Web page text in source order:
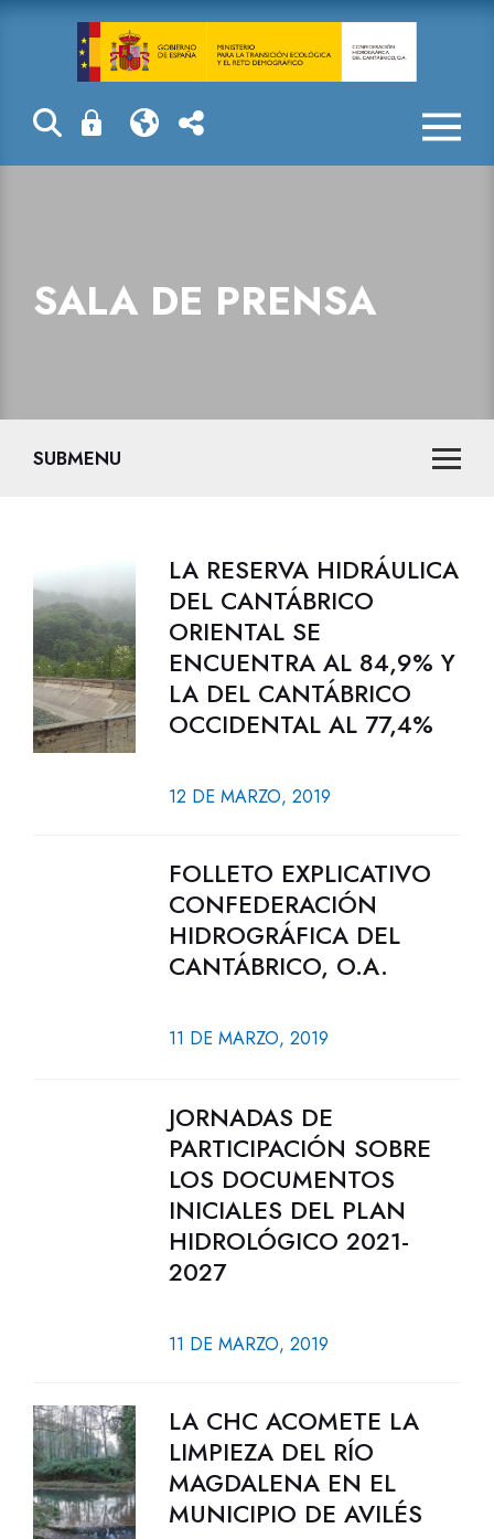
Sala de prensa
SALA DE PRENSA
SUBMENU
LA RESERVA HIDRÁULICA
DEL CANTÁBRICO
ORIENTAL SE
ENCUENTRA AL 84,9% Y
LA DEL CANTÁBRICO
OCCIDENTAL AL 77,4%
12 DE MARZO, 2019
FOLLETO EXPLICATIVO
CONFEDERACIÓN
HIDROGRÁFICA DEL
CANTÁBRICO, O.A.
11 DE MARZO, 2019
JORNADAS DE
PARTICIPACIÓN SOBRE
LOS DOCUMENTOS
INICIALES DEL PLAN
HIDROLÓGICO 2021-
2027
11 DE MARZO, 2019
LA CHC ACOMETE LA
LIMPIEZA DEL RÍO
MAGDALENA EN EL
MUNICIPIO DE AVILÉS